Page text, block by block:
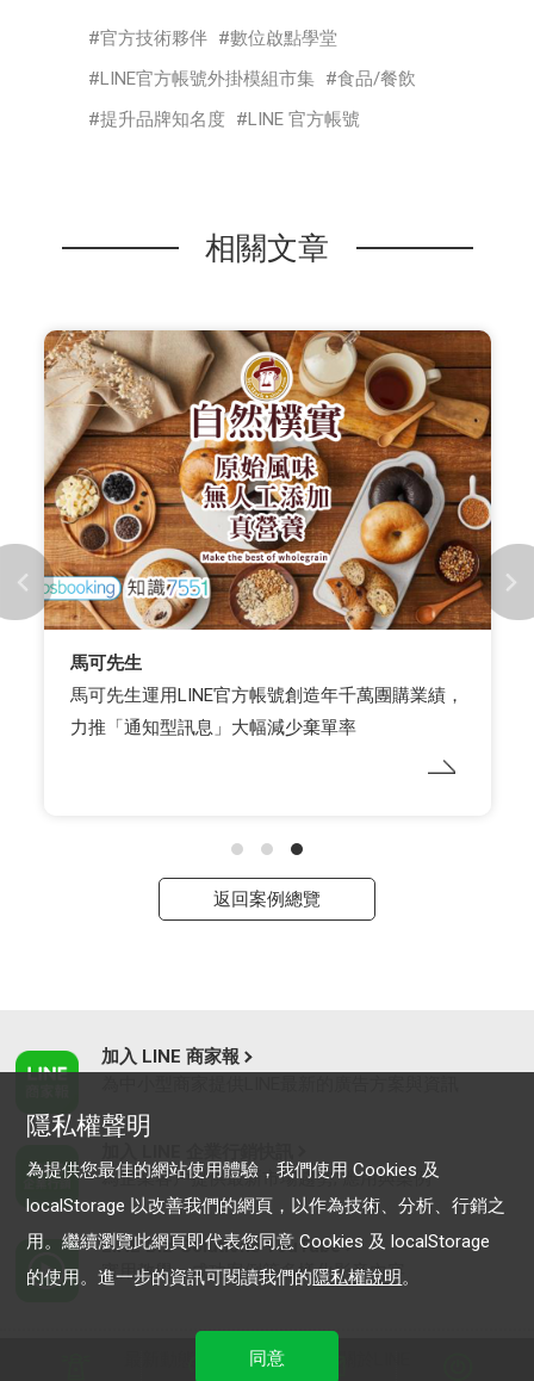
官方技術夥伴
數位啟點學堂
LINE官方帳號外掛模組市集
食品/餐飲
提升品牌知名度
LINE 官方帳號
相關文章
人頭馬君度 x WENK MEDIA 維肯媒體
人頭馬君度 WHISKY TASTE 酒展 OMO 策略，以互
動遊戲實現精準貼標與數位資產轉化
返回案例總覽
加入 LINE 商家報
為企業客戶提供最新市場趨勢, 應用與案例
LINE Biz-Solutions YouTube
實用教學、成功案例等多樣化影音內容
服務條款
隱私權聲明
為提供您最佳的網站使用體驗，我們使用 Cookies 及
localStorage 以改善我們的網頁，以作為技術、分析、行銷之
用。繼續瀏覽此網頁即代表您同意 Cookies 及 localStorage
的使用。進一步的資訊可閱讀我們的隱私權說明。
同意